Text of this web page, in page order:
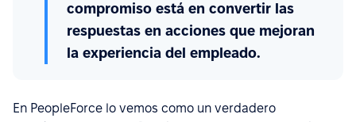
compromiso está en convertir las
respuestas en acciones que mejoran
la experiencia del empleado.
En PeopleForce lo vemos como un verdadero